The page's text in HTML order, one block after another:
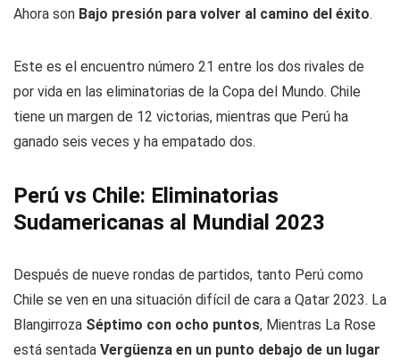
Ahora son Bajo presión para volver al camino del éxito.
Este es el encuentro número 21 entre los dos rivales de
por vida en las eliminatorias de la Copa del Mundo. Chile
tiene un margen de 12 victorias, mientras que Perú ha
ganado seis veces y ha empatado dos.
Perú vs Chile: Eliminatorias
Sudamericanas al Mundial 2023
Después de nueve rondas de partidos, tanto Perú como
Chile se ven en una situación difícil de cara a Qatar 2023. La
Blangirroza Séptimo con ocho puntos, Mientras La Rose
está sentada Vergüenza en un punto debajo de un lugar